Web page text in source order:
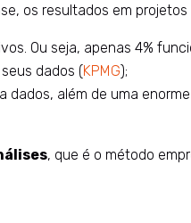
os resultados em
Ou seja, apenas 4%
dados (KPMG);
além de uma
, que é o método